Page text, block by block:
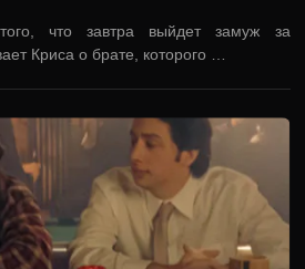
что завтра выйдет замуж за
Криса о брате, которого …